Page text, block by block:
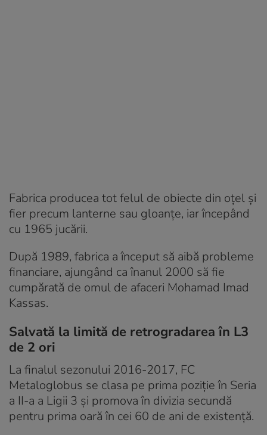
Fabrica producea tot felul de obiecte din oțel și
fier precum lanterne sau gloanțe, iar începând
cu 1965 jucării.
După 1989, fabrica a început să aibă probleme
financiare, ajungând ca înanul 2000 să fie
cumpărată de omul de afaceri Mohamad Imad
Kassas.
Salvată la limită de retrogradarea în L3
de 2 ori
La finalul sezonului 2016-2017, FC
Metaloglobus se clasa pe prima poziție în Seria
a II-a a Ligii 3 și promova în divizia secundă
pentru prima oară în cei 60 de ani de existență.